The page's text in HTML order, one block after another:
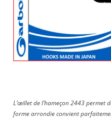
L’œillet de l’hameçon 2443 permet
forme arrondie convient